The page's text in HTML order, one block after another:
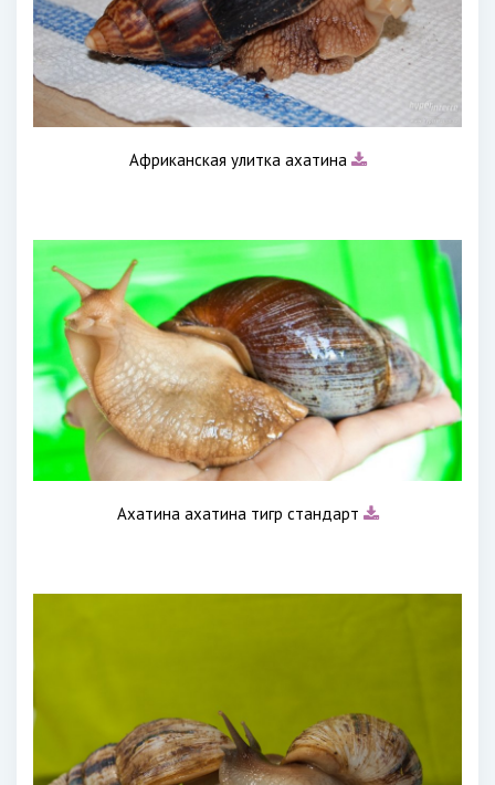
Африканская улитка ахатина
Ахатина ахатина тигр стандарт